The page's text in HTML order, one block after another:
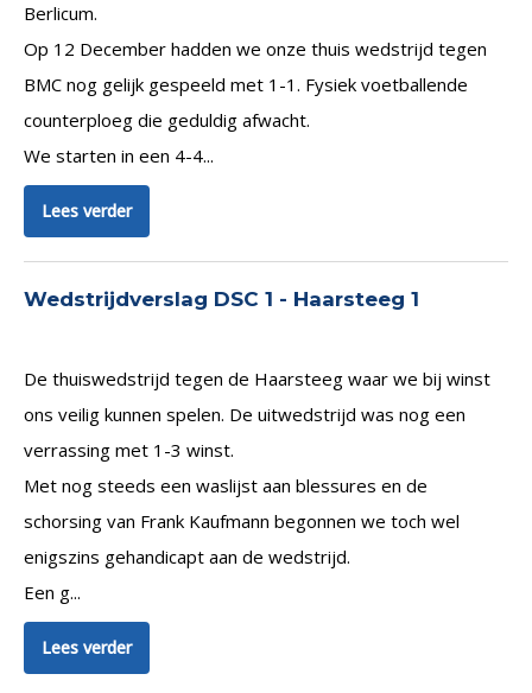
Berlicum.
Op 12 December hadden we onze thuis wedstrijd tegen
BMC nog gelijk gespeeld met 1-1. Fysiek voetballende
counterploeg die geduldig afwacht.
We starten in een 4-4...
Lees verder
Wedstrijdverslag DSC 1 - Haarsteeg 1
De thuiswedstrijd tegen de Haarsteeg waar we bij winst
ons veilig kunnen spelen. De uitwedstrijd was nog een
verrassing met 1-3 winst.
Met nog steeds een waslijst aan blessures en de
schorsing van Frank Kaufmann begonnen we toch wel
enigszins gehandicapt aan de wedstrijd.
Een g...
Lees verder